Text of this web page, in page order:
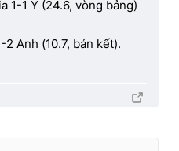
1-1 Ý (24.6, vòng bảng)
2 Anh (10.7, bán kết).